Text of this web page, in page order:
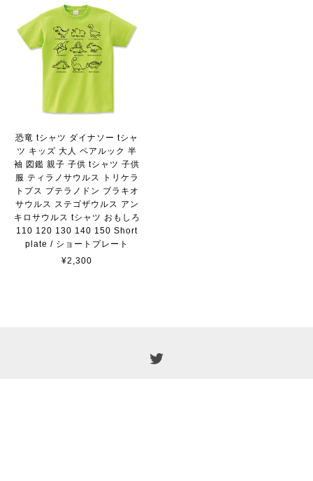
恐竜 tシャツ ダイナソー tシャ
ツ キッズ 大人 ペアルック 半
袖 図鑑 親子 子供 tシャツ 子供
服 ティラノサウルス トリケラ
トプス プテラノドン ブラキオ
サウルス ステゴザウルス アン
キロサウルス tシャツ おもしろ
110 120 130 140 150 Short
plate / ショートプレート
¥2,300